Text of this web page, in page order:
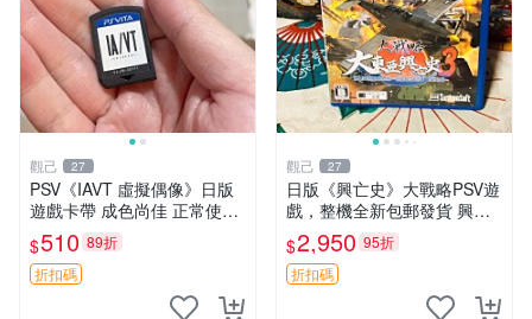
觀己 27
PSV《IAVT 虛擬偶像》日版
遊戲卡帶 成色尚佳 正常使用
單機娛樂推薦 音樂粉必備 收
藏嚴選 IAVT 虛擬偶像 PSV
游戲卡帶
$510 89折
折扣碼
觀己 27
日版《興亡史》大戰略PSV遊
戲，整機全新包郵發貨 興亡
史 大戰略 PSV 日版 游戲機
$2,950 95折
折扣碼